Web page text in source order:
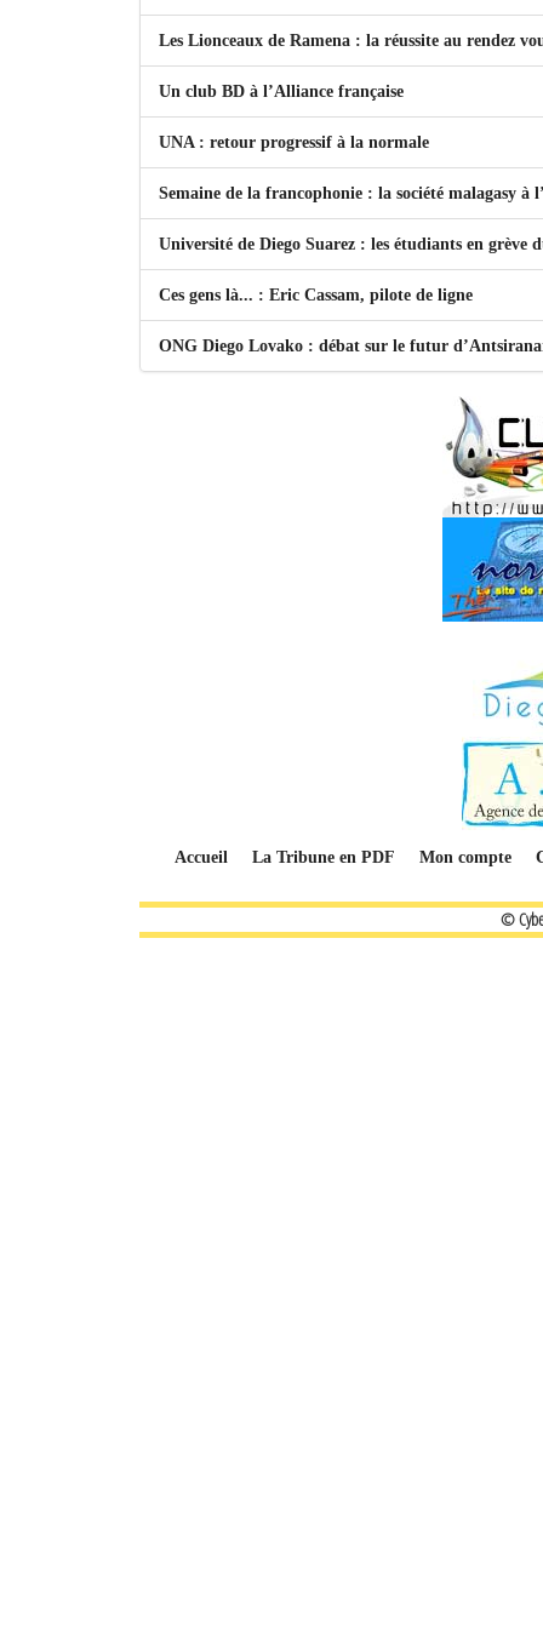
Les Lionceaux de Ramena : la réussite au rendez
Un club BD à l’Alliance française
UNA : retour progressif à la normale
Semaine de la francophonie : la société malagasy à
Université de Diego Suarez : les étudiants en grève
Ces gens là... : Eric Cassam, pilote de ligne
ONG Diego Lovako : débat sur le futur
Accueil La Tribune en PDF Mon compte
©